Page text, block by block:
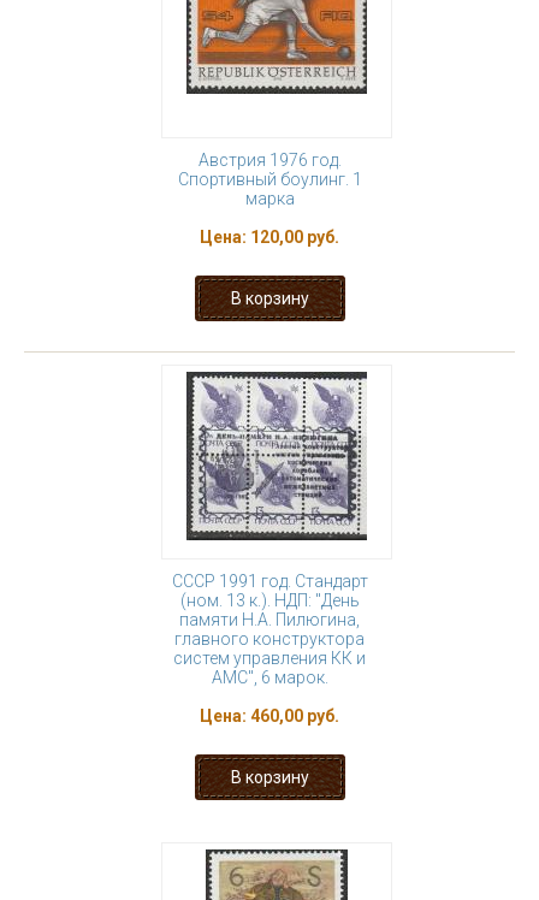
Австрия 1976 год.
Спортивный боулинг. 1
марка
Цена: 120,00 руб.
СССР 1991 год. Стандарт
(ном. 13 к.). НДП: "День
памяти Н.А. Пилюгина,
главного конструктора
систем управления КК и
АМС", 6 марок.
Цена: 460,00 руб.